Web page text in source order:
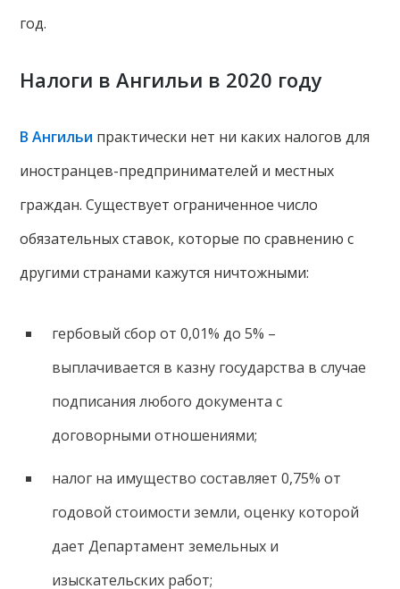
год.
Налоги в Ангильи в 2020 году
В Ангильи практически нет ни каких налогов для
иностранцев-предпринимателей и местных
граждан. Существует ограниченное число
обязательных ставок, которые по сравнению с
другими странами кажутся ничтожными:
гербовый сбор от 0,01% до 5% –
выплачивается в казну государства в случае
подписания любого документа с
договорными отношениями;
налог на имущество составляет 0,75% от
годовой стоимости земли, оценку которой
дает Департамент земельных и
изыскательских работ;